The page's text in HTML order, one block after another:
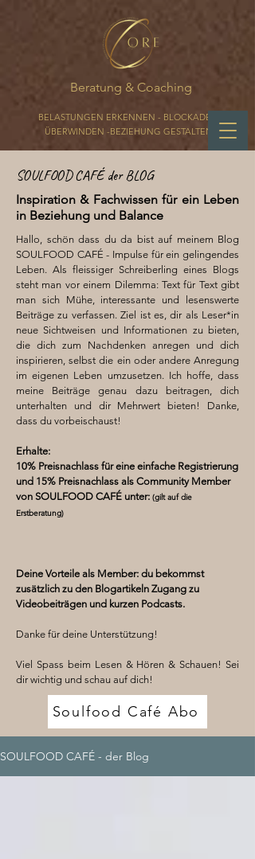
Beratung & Coaching
BELASTUNGEN ERKENNEN - BLOCKADEN
ÜBERWINDEN -BEZIEHUNG GESTALTEN
SOULFOOD CAFÉ der BLOG
Inspiration & Fachwissen für ein Leben
in Beziehung und Balance
Hallo, schön dass du da bist auf meinem Blog
SOULFOOD CAFÉ - Impulse für ein gelingendes
Leben. Als fleissiger Schreiberling eines Blogs
steht man vor einem Dilemma: Text für Text gibt
man sich Mühe, interessante und lesenswerte
Beiträge zu verfassen. Ziel ist es, dir als Leser*in
neue Sichtweisen und Informationen zu bieten,
die dich zum Nachdenken anregen und dich
inspirieren, selbst die ein oder andere Anregung
im eigenen Leben umzusetzen. Ich hoffe, dass
meine Beiträge genau dazu beitragen, dich
unterhalten und dir Mehrwert bieten! Danke,
dass du vorbeischaust!
Erhalte:
10% Preisnachlass für eine einfache Registrierung
und 15% Preisnachlass als Community Member
von SOULFOOD CAFÉ unter: (gilt auf die
Erstberatung)
Deine Vorteile als Member: du bekommst
zusätzlich zu den Blogartikeln Zugang zu
Videobeiträgen und kurzen Podcasts.
Danke für deine Unterstützung!
Viel Spass beim Lesen & Hören & Schauen! Sei
dir wichtig und schau auf dich!
Soulfood Café Abo
SOULFOOD CAFÉ - der Blog